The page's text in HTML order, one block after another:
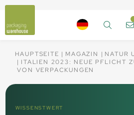
HAUPTSEITE MAGAZIN
NATUR
ITALIEN 2023: NEUE PFLICHT
VON VERPACKUNGEN
WISSENSTWERT